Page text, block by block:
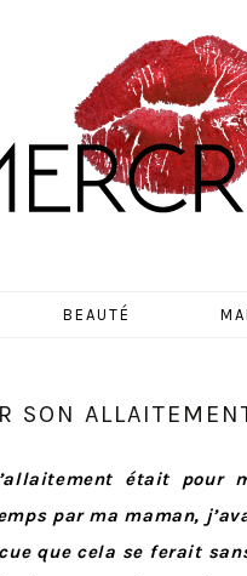
BEAUTÉ
SON
était pour
par ma maman,
que cela se ferait